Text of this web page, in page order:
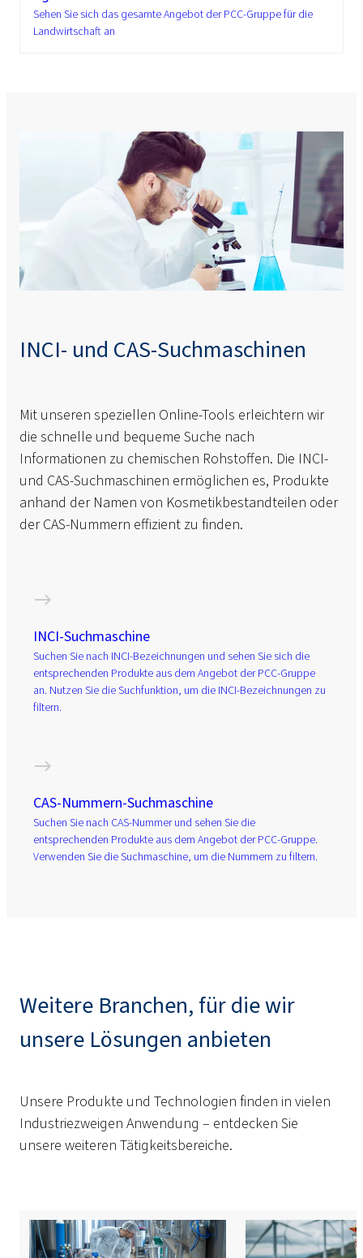
Sehen Sie sich das gesamte Angebot der PCC-Gruppe für die
Landwirtschaft an
INCI- und CAS-Suchmaschinen
Mit unseren speziellen Online-Tools erleichtern wir
die schnelle und bequeme Suche nach
Informationen zu chemischen Rohstoffen. Die INCI-
und CAS-Suchmaschinen ermöglichen es, Produkte
anhand der Namen von Kosmetikbestandteilen oder
der CAS-Nummern effizient zu finden.
INCI-Suchmaschine
Suchen Sie nach INCI-Bezeichnungen und sehen Sie sich die
entsprechenden Produkte aus dem Angebot der PCC-Gruppe
an. Nutzen Sie die Suchfunktion, um die INCI-Bezeichnungen zu
filtern.
CAS-Nummern-Suchmaschine
Suchen Sie nach CAS-Nummer und sehen Sie die
entsprechenden Produkte aus dem Angebot der PCC-Gruppe.
Verwenden Sie die Suchmaschine, um die Nummern zu filtern.
Weitere Branchen, für die wir
unsere Lösungen anbieten
Unsere Produkte und Technologien finden in vielen
Industriezweigen Anwendung – entdecken Sie
unsere weiteren Tätigkeitsbereiche.